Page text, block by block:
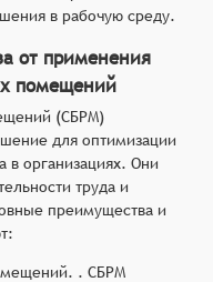
в рабочую среду.
от применения
помещений
(СБРМ)
для оптимизации
в организациях. Они
труда и
преимущества и
. СБРМ